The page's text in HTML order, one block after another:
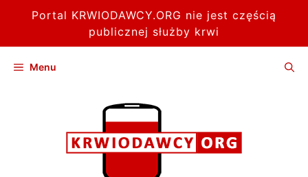
Portal KRWIODAWCY.ORG nie jest częścią
publicznej służby krwi
Menu